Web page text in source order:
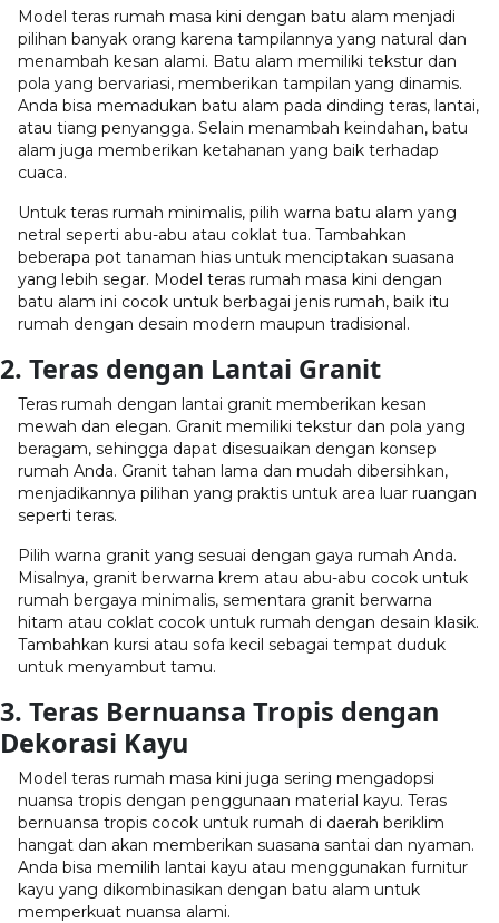
Model teras rumah masa kini dengan batu alam menjadi
pilihan banyak orang karena tampilannya yang natural dan
menambah kesan alami. Batu alam memiliki tekstur dan
pola yang bervariasi, memberikan tampilan yang dinamis.
Anda bisa memadukan batu alam pada dinding teras, lantai,
atau tiang penyangga. Selain menambah keindahan, batu
alam juga memberikan ketahanan yang baik terhadap
cuaca.
Untuk teras rumah minimalis, pilih warna batu alam yang
netral seperti abu-abu atau coklat tua. Tambahkan
beberapa pot tanaman hias untuk menciptakan suasana
yang lebih segar. Model teras rumah masa kini dengan
batu alam ini cocok untuk berbagai jenis rumah, baik itu
rumah dengan desain modern maupun tradisional.
2. Teras dengan Lantai Granit
Teras rumah dengan lantai granit memberikan kesan
mewah dan elegan. Granit memiliki tekstur dan pola yang
beragam, sehingga dapat disesuaikan dengan konsep
rumah Anda. Granit tahan lama dan mudah dibersihkan,
menjadikannya pilihan yang praktis untuk area luar ruangan
seperti teras.
Pilih warna granit yang sesuai dengan gaya rumah Anda.
Misalnya, granit berwarna krem atau abu-abu cocok untuk
rumah bergaya minimalis, sementara granit berwarna
hitam atau coklat cocok untuk rumah dengan desain klasik.
Tambahkan kursi atau sofa kecil sebagai tempat duduk
untuk menyambut tamu.
3. Teras Bernuansa Tropis dengan
Dekorasi Kayu
Model teras rumah masa kini juga sering mengadopsi
nuansa tropis dengan penggunaan material kayu. Teras
bernuansa tropis cocok untuk rumah di daerah beriklim
hangat dan akan memberikan suasana santai dan nyaman.
Anda bisa memilih lantai kayu atau menggunakan furnitur
kayu yang dikombinasikan dengan batu alam untuk
memperkuat nuansa alami.